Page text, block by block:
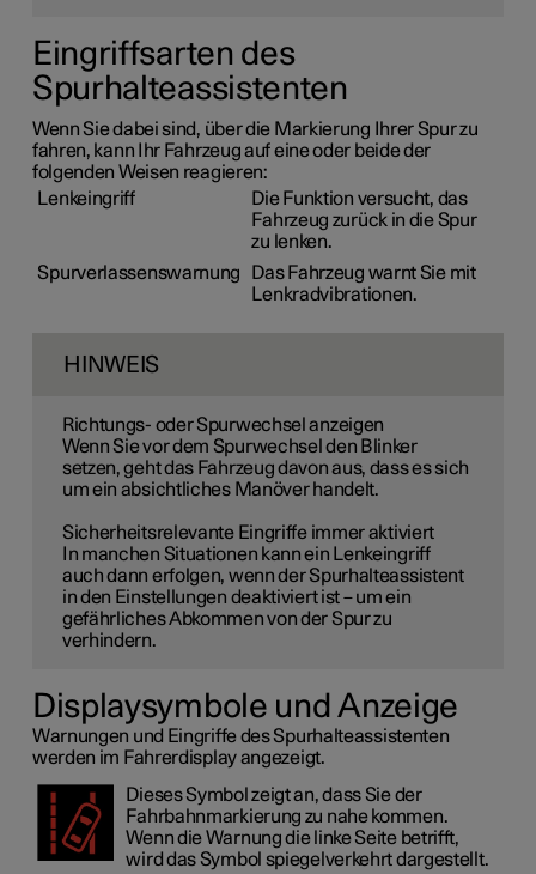
Eingriffsarten des
Spurhalteassistenten
Wenn Sie dabei sind, über die Markierung Ihrer Spur zu
fahren, kann Ihr Fahrzeug auf eine oder beide der
folgenden Weisen reagieren:
Lenkeingriff
Die Funktion versucht, das
Fahrzeug zurück in die Spur
zu lenken.
Spurverlassenswarnung
Das Fahrzeug warnt Sie mit
Lenkradvibrationen.
HINWEIS
Richtungs- oder Spurwechsel anzeigen
Wenn Sie vor dem Spurwechsel den Blinker
setzen, geht das Fahrzeug davon aus, dass es sich
um ein absichtliches Manöver handelt.
Sicherheitsrelevante Eingriffe immer aktiviert
In manchen Situationen kann ein Lenkeingriff
auch dann erfolgen, wenn der Spurhalteassistent
in den Einstellungen deaktiviert ist – um ein
gefährliches Abkommen von der Spur zu
verhindern.
Displaysymbole und Anzeige
Warnungen und Eingriffe des Spurhalteassistenten
werden im Fahrerdisplay angezeigt.
Dieses Symbol zeigt an, dass Sie der
Fahrbahnmarkierung zu nahe kommen.
Wenn die Warnung die linke Seite betrifft,
wird das Symbol spiegelverkehrt dargestellt.